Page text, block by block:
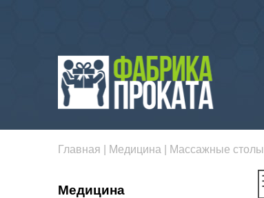
Главная Медицина Массажные столы
Медицина